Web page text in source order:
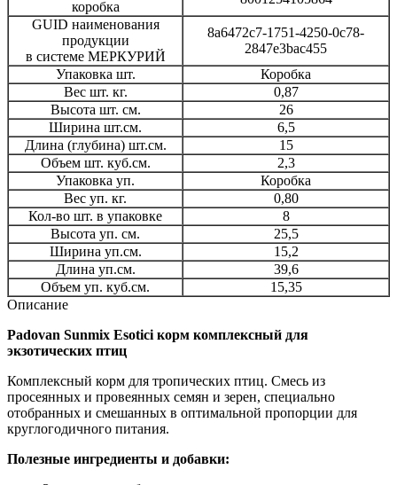
коробка
GUID наименования
продукции
в системе МЕРКУРИЙ
8a6472c7-1751-4250-0c78-
2847e3bac455
Упаковка шт.
Коробка
Вес шт. кг.
0,87
Высота шт. см.
26
Ширина шт.см.
6,5
Длина (глубина) шт.см.
15
Объем шт. куб.см.
2,3
Упаковка уп.
Коробка
Вес уп. кг.
0,80
Кол-во шт. в упаковке
8
Высота уп. см.
25,5
Ширина уп.см.
15,2
Длина уп.см.
39,6
Объем уп. куб.см.
15,35
Описание
Padovan Sunmix Esotici корм комплексный для
экзотических птиц
Комплексный корм для тропических птиц. Смесь из
просеянных и провеянных семян и зерен, специально
отобранных и смешанных в оптимальной пропорции для
круглогодичного питания.
Полезные ингредиенты и добавки: